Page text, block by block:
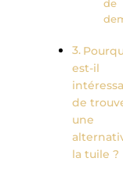
de
est-il
de
une
la tuile ?